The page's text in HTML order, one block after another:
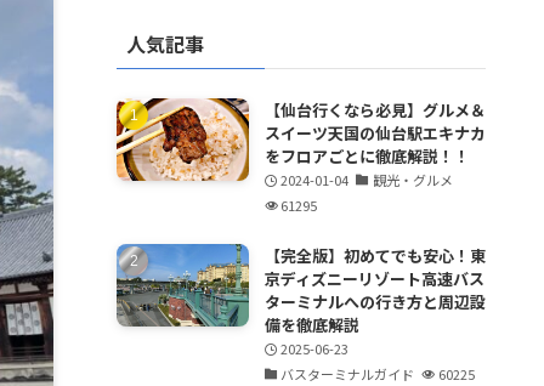
人気記事
【仙台行くなら必見】グルメ＆
スイーツ天国の仙台駅エキナカ
をフロアごとに徹底解説！！
2024-01-04
観光・グルメ
61295
【完全版】初めてでも安心！東
京ディズニーリゾート高速バス
ターミナルへの行き方と周辺設
備を徹底解説
2025-06-23
バスターミナルガイド
60225